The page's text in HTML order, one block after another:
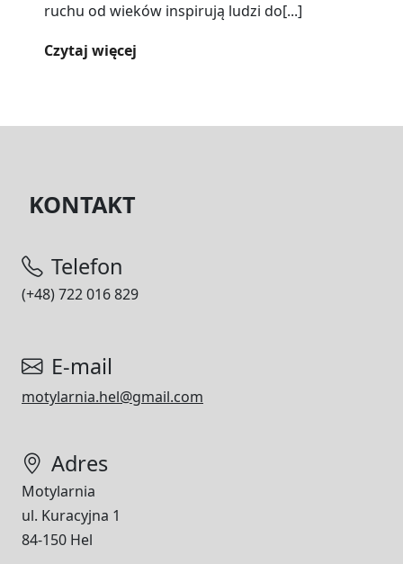
ruchu od wieków inspirują ludzi do[...]
Czytaj więcej
KONTAKT
Telefon
(+48) 722 016 829
E-mail
motylarnia.hel@gmail.com
Adres
Motylarnia
ul. Kuracyjna 1
84-150 Hel